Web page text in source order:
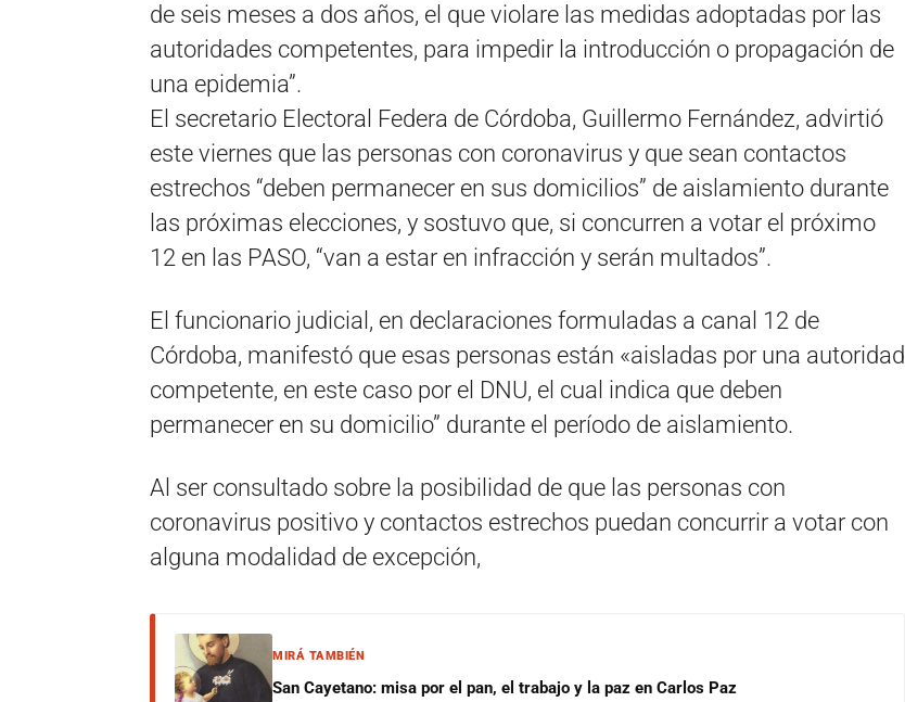
de seis meses a dos años, el que violare las medidas adoptadas por las
autoridades competentes, para impedir la introducción o propagación de
una epidemia”.
El secretario Electoral Federa de Córdoba, Guillermo Fernández, advirtió
este viernes que las personas con coronavirus y que sean contactos
estrechos “deben permanecer en sus domicilios” de aislamiento durante
las próximas elecciones, y sostuvo que, si concurren a votar el próximo
12 en las PASO, “van a estar en infracción y serán multados”.
El funcionario judicial, en declaraciones formuladas a canal 12 de
Córdoba, manifestó que esas personas están «aisladas por una autoridad
competente, en este caso por el DNU, el cual indica que deben
permanecer en su domicilio” durante el período de aislamiento.
Al ser consultado sobre la posibilidad de que las personas con
coronavirus positivo y contactos estrechos puedan concurrir a votar con
alguna modalidad de excepción,
MIRÁ TAMBIÉN
San Cayetano: misa por el pan, el trabajo y la paz en Carlos Paz